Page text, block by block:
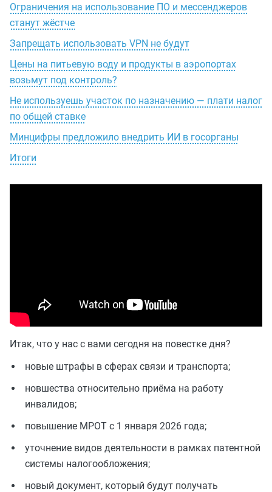
Ограничения на использование ПО и мессенджеров
станут жёстче
Запрещать использовать VPN не будут
Цены на питьевую воду и продукты в аэропортах
возьмут под контроль?
Не используешь участок по назначению — плати налог
по общей ставке
Минцифры предложило внедрить ИИ в госорганы
Итоги
Итак, что у нас с вами сегодня на повестке дня?
новые штрафы в сферах связи и транспорта;
новшества относительно приёма на работу
инвалидов;
повышение МРОТ с 1 января 2026 года;
уточнение видов деятельности в рамках патентной
системы налогообложения;
новый документ, который будут получать